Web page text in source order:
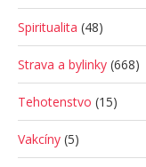
Spiritualita (48)
Strava a bylinky (668)
Tehotenstvo (15)
Vakcíny (5)